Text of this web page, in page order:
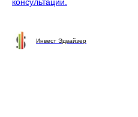
консультации.
Инвест Эдвайзер